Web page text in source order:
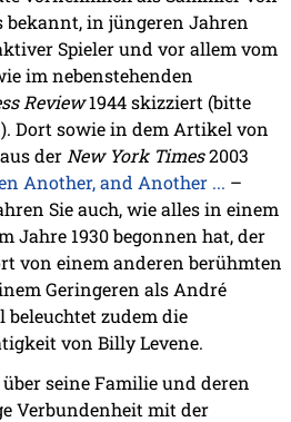
bekannt, in jüngeren Jahren
Spieler und vor allem vom
im nebenstehenden
Review1944 skizziert (bitte
Dort sowie in dem Artikel von
der New York Times2003
Another, and Another ... –
Sie auch, wie alles in einem
Jahre 1930 begonnen hat, der
von einem anderen berühmten
Geringeren als André
zudem die
von Billy Levene.
seine Familie und deren
Verbundenheit mit der